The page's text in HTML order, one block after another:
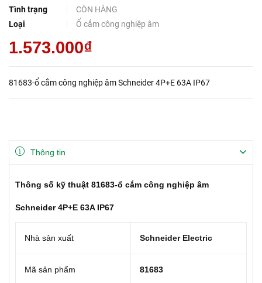
Tình trạng
CÒN HÀNG
Loại
Ổ cắm công nghiệp âm
1.573.000₫
81683-ổ cắm công nghiệp âm Schneider 4P+E 63A IP67
Thông tin
Thông số kỹ thuật 81683-ổ cắm công nghiệp âm
Schneider 4P+E 63A IP67
Nhà sản xuất Schneider Electric
Mã sản phẩm 81683